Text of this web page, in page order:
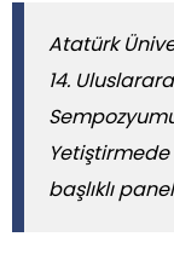
Atatürk
14.
Yetiştirmede
başlıklı